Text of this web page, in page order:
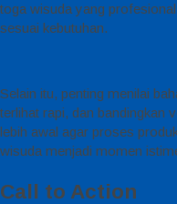
toga wisuda yang
sesuai kebutuhan.
Selain itu, penting menilai
terlihat rapi, dan bandingkan
lebih awal agar proses
wisuda menjadi momen
Call to Action